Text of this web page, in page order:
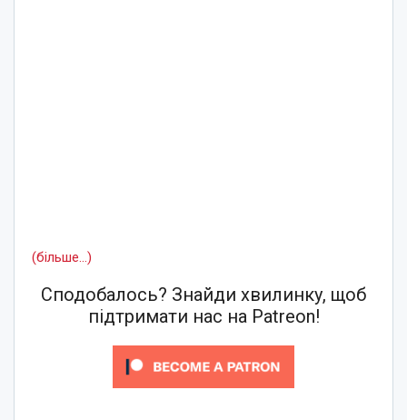
(більше…)
Сподобалось? Знайди хвилинку, щоб
підтримати нас на Patreon!